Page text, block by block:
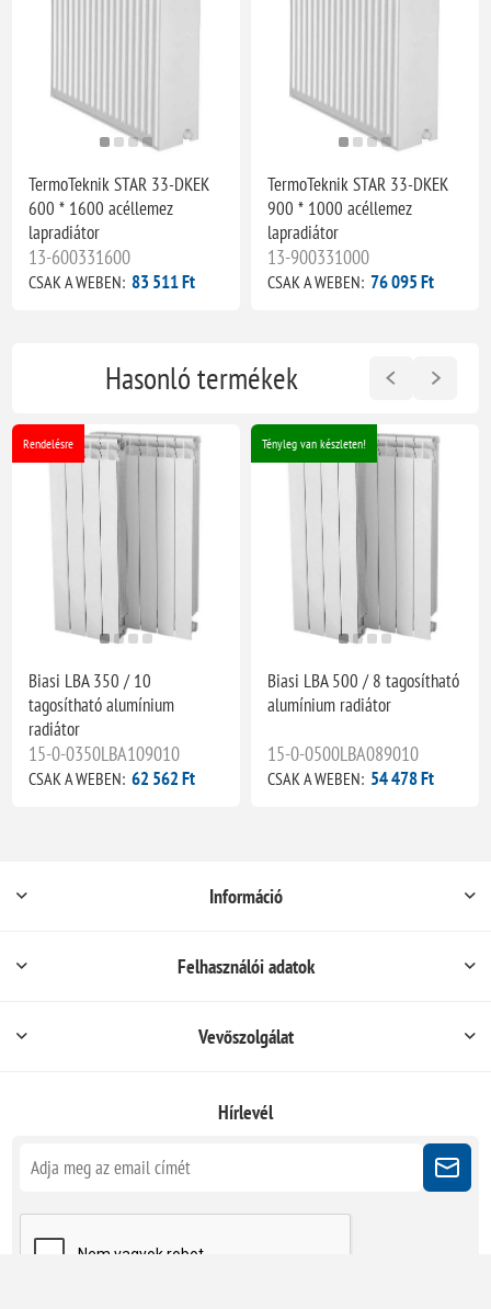
TermoTeknik STAR 33-DKEK
600 * 1600 acéllemez
lapradiátor
13-600331600
CSAK A WEBEN: 83 511 Ft
TermoTeknik STAR 33-DKEK
900 * 1000 acéllemez
lapradiátor
13-900331000
CSAK A WEBEN: 76 095 Ft
Hasonló termékek
Rendelésre
Biasi LBA 350 / 10
tagosítható alumínium
radiátor
15-0-0350LBA109010
CSAK A WEBEN: 62 562 Ft
Tényleg van készleten!
Biasi LBA 500 / 8 tagosítható
alumínium radiátor
15-0-0500LBA089010
CSAK A WEBEN: 54 478 Ft
Információ
Felhasználói adatok
Vevőszolgálat
Hírlevél